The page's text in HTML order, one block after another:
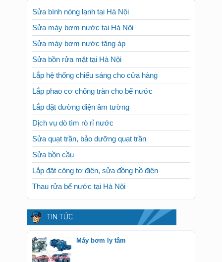
Sửa bình nóng lạnh tại Hà Nội
Sửa máy bơm nước tại Hà Nội
Sửa máy bơm nước tăng áp
Sửa bồn rửa mặt tại Hà Nội
Lắp hệ thống chiếu sáng cho cửa hàng
Lắp phao cơ chống tràn cho bể nước
Lắp đặt đường điện âm tường
Dịch vụ dò tìm rò rỉ nước
Sửa quạt trần, bảo dưỡng quạt trần
Sửa bồn cầu
Lắp đặt công tơ điện, sửa đồng hồ điện
Thau rửa bể nước tại Hà Nội
TIN TỨC
Máy bơm ly tâm